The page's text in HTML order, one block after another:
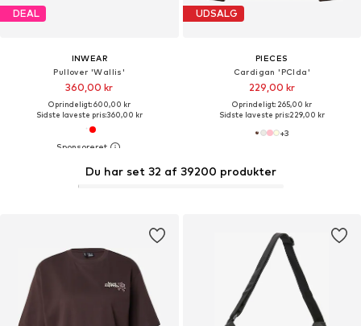
DEAL
INWEAR
Pullover 'Wallis'
360,00 kr
Oprindeligt: 600,00 kr
Sidste laveste pris:360,00 kr
UDSALG
PIECES
Cardigan 'PCIda'
229,00 kr
Oprindeligt: 265,00 kr
Sidste laveste pris:229,00 kr
+3
Du har set 32 af 39200 produkter